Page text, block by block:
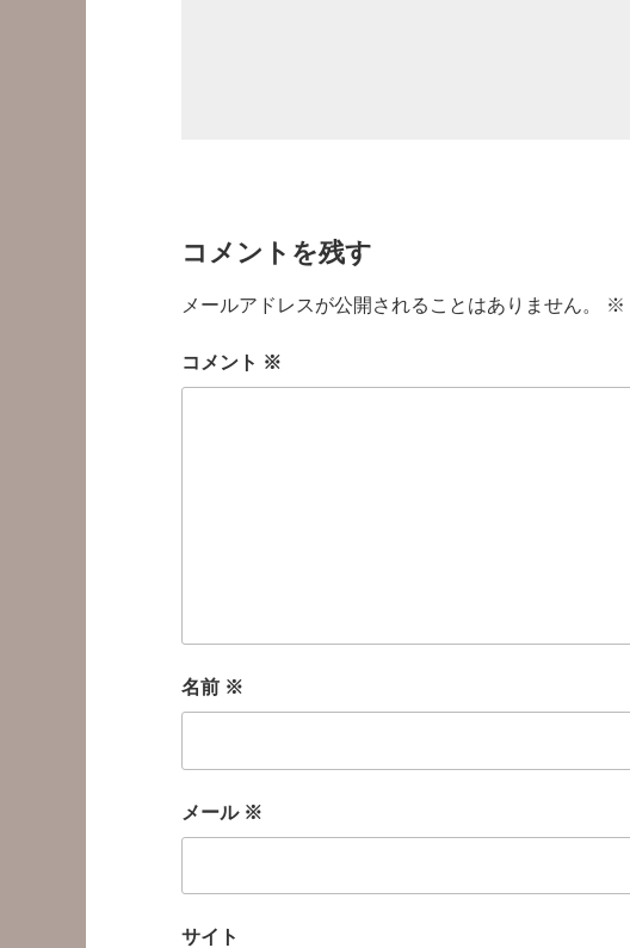
コメントを残す
メールアドレスが公開されることはありません。 ※
コメント ※
名前 ※
メール ※
サイト